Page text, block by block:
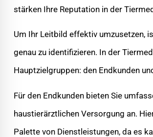
stärken Ihre Reputation in der
Um Ihr Leitbild effektiv umzusetzen,
genau zu identifizieren. In der
Hauptzielgruppen: den Endkunden
Für den Endkunden bieten Sie
haustierärztlichen Versorgung an.
Palette von Dienstleistungen, da es